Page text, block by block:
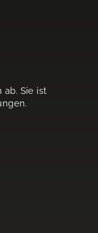
Sie ist